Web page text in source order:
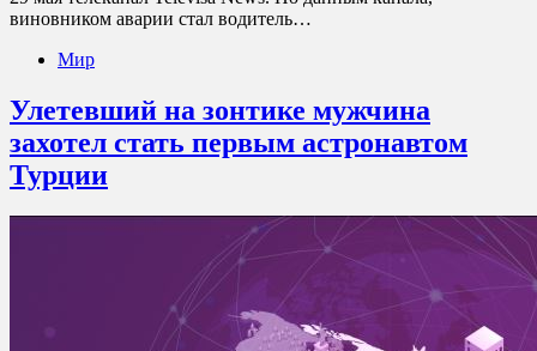
виновником аварии стал водитель…
Мир
Улетевший на зонтике мужчина
захотел стать первым астронавтом
Турции